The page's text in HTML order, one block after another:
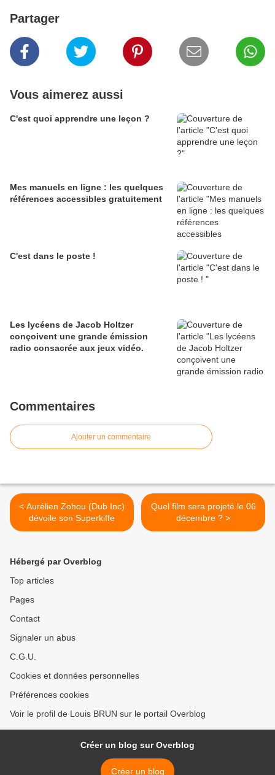
Partager
Vous aimerez aussi
C'est quoi apprendre une leçon ?
Mes manuels en ligne : les quelques
références accessibles gratuitement
C'est dans le poste !
Les lycéens de Jacob Holtzer
conçoivent une grande émission
radio consacrée aux jeux vidéo.
Commentaires
Ajouter un commentaire
< Aurélien Zohou (Dub Inc)
dévoile son Superkiffe
Quel film sera projeté le 06
décembre ? >
Hébergé par Overblog
Top articles
Pages
Contact
Signaler un abus
C.G.U.
Cookies et données personnelles
Préférences cookies
Voir le profil de Louis BRUN sur le portail Overblog
Créer un blog sur Overblog
Créer un blog